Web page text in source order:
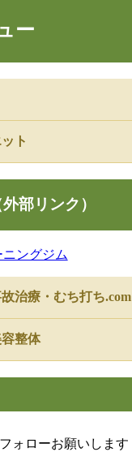
ー
ト
部リンク）
治療・むち打ち.com
整体